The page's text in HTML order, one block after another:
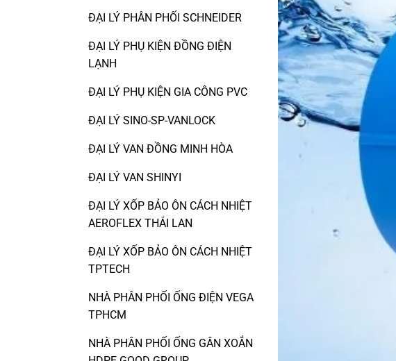
ĐẠI LÝ PHÂN PHỐI SCHNEIDER
ĐẠI LÝ PHỤ KIỆN ĐỒNG ĐIỆN
LẠNH
ĐẠI LÝ PHỤ KIỆN GIA CÔNG PVC
ĐẠI LÝ SINO-SP-VANLOCK
ĐẠI LÝ VAN ĐỒNG MINH HÒA
ĐẠI LÝ VAN SHINYI
ĐẠI LÝ XỐP BẢO ÔN CÁCH NHIỆT
AEROFLEX THÁI LAN
ĐẠI LÝ XỐP BẢO ÔN CÁCH NHIỆT
TPTECH
NHÀ PHÂN PHỐI ỐNG ĐIỆN VEGA
TPHCM
NHÀ PHÂN PHỐI ỐNG GÂN XOẮN